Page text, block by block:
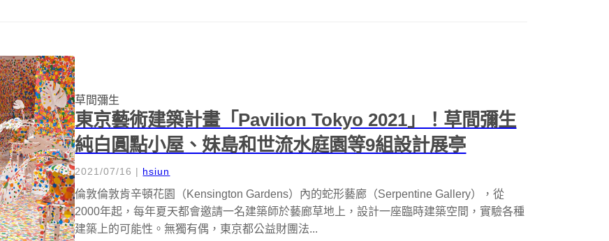
草間彌生
東京藝術建築計畫「Pavilion Tokyo 2021」！草間彌生
純白圓點小屋、妹島和世流水庭園等9組設計展亭
2021/07/16 | hsiun
倫敦倫敦肯辛頓花園（Kensington Gardens）內的蛇形藝廊（Serpentine Gallery），從
2000年起，每年夏天都會邀請一名建築師於藝廊草地上，設計一座臨時建築空間，實驗各種
建築上的可能性。無獨有偶，東京都公益財團法...